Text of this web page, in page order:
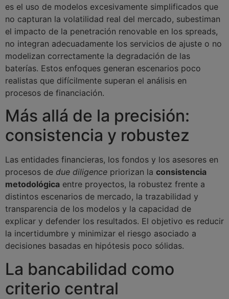
es el uso de modelos excesivamente simplificados que
no capturan la volatilidad real del mercado, subestiman
el impacto de la penetración renovable en los spreads,
no integran adecuadamente los servicios de ajuste o no
modelizan correctamente la degradación de las
baterías. Estos enfoques generan escenarios poco
realistas que difícilmente superan el análisis en
procesos de financiación.
Más allá de la precisión:
consistencia y robustez
Las entidades financieras, los fondos y los asesores en
procesos de due diligence priorizan la consistencia
metodológica entre proyectos, la robustez frente a
distintos escenarios de mercado, la trazabilidad y
transparencia de los modelos y la capacidad de
explicar y defender los resultados. El objetivo es reducir
la incertidumbre y minimizar el riesgo asociado a
decisiones basadas en hipótesis poco sólidas.
La bancabilidad como
criterio central